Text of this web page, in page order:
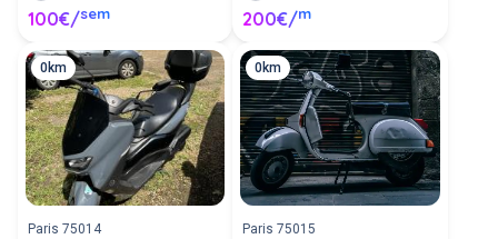
100€/sem 200€/m
0km
Paris 75014
0km
Paris 75015